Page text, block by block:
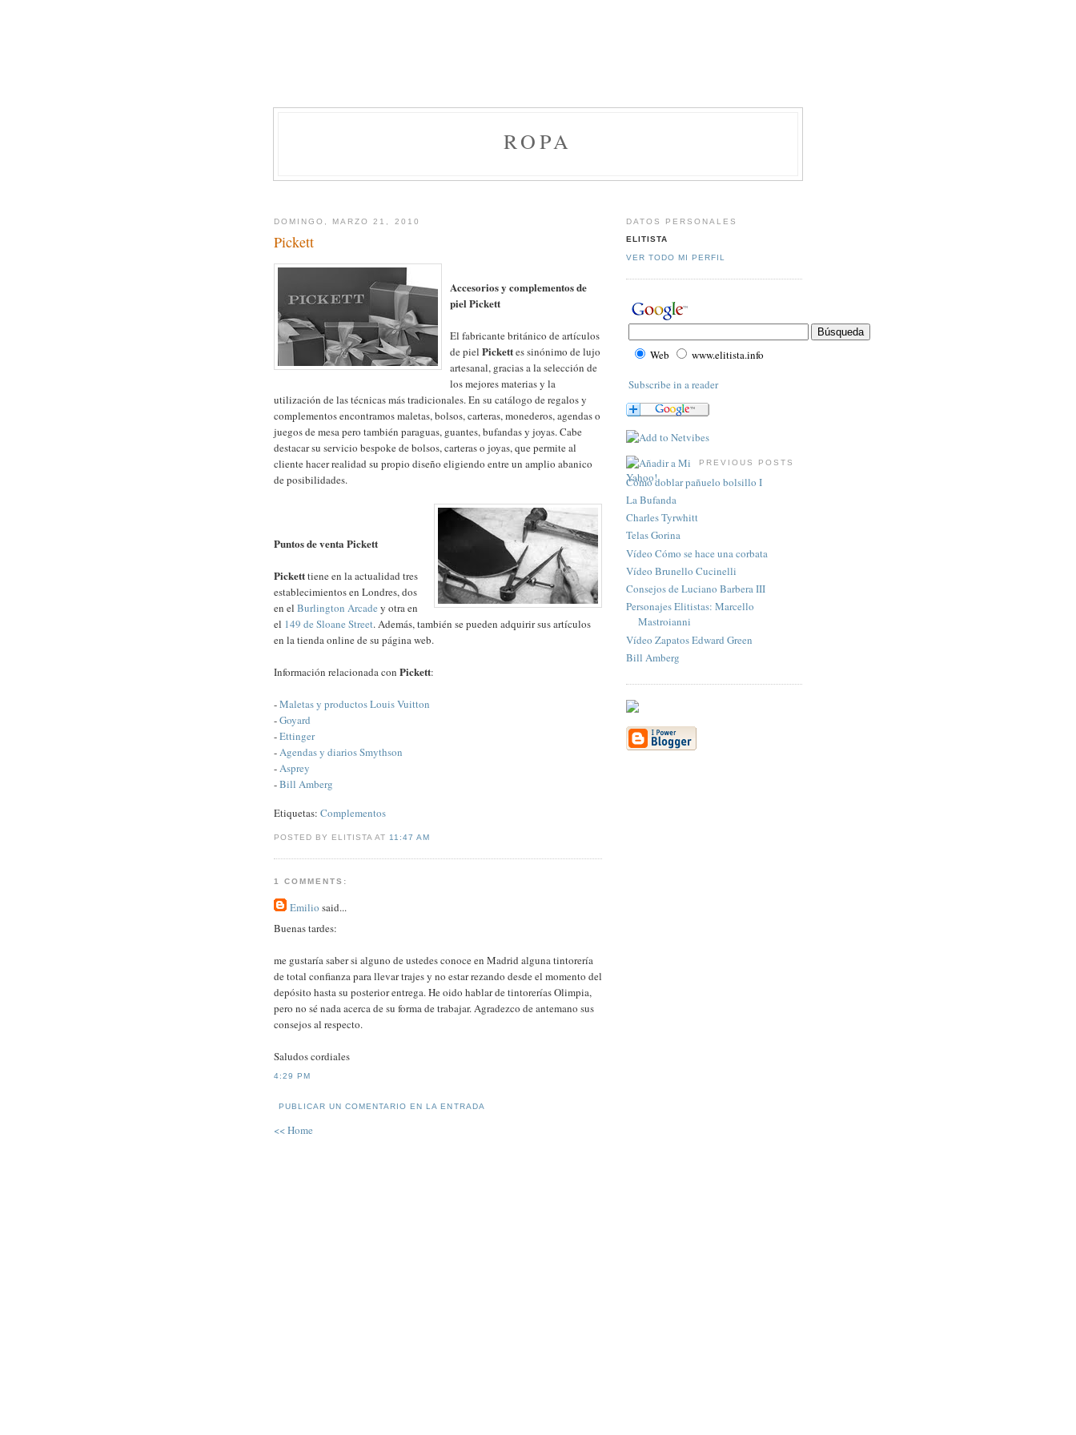
ROPA
DOMINGO, MARZO 21, 2010
Pickett
Accesorios y complementos de
piel Pickett
El fabricante británico de artículos
de piel Pickettes sinónimo de lujo
artesanal, gracias a la selección de
los mejores materias y la
utilización de las técnicas más tradicionales. En su catálogo de regalos y
complementos encontramos maletas, bolsos, carteras, monederos, agendas o
juegos de mesa pero también paraguas, guantes, bufandas y joyas. Cabe
destacar su servicio bespoke de bolsos, carteras o joyas, que permite al
cliente hacer realidad su propio diseño eligiendo entre un amplio abanico
de posibilidades.
Puntos de venta Pickett
Picketttiene en la actualidad tres
establecimientos en Londres, dos
en el Burlington Arcade y otra en
el 149 de Sloane Street. Además, también se pueden adquirir sus artículos
en la tienda online de su página web.
Información relacionada con Pickett:
-Maletas y productos Louis Vuitton
-Goyard
-Ettinger
-Agendas y diarios Smythson
-Asprey
-Bill Amberg
Etiquetas: Complementos
POSTED BY ELITISTA AT 11:47 AM
1 COMMENTS:
Emilio said...
Buenas tardes:
me gustaría saber si alguno de ustedes conoce en Madrid alguna tintorería
de total confianza para llevar trajes y no estar rezando desde el momento del
depósito hasta su posterior entrega. He oido hablar de tintorerías Olimpia,
pero no sé nada acerca de su forma de trabajar. Agradezco de antemano sus
consejos al respecto.
Saludos cordiales
4:29 PM
PUBLICAR UN COMENTARIO EN LA ENTRADA
<< Home
DATOS PERSONALES
ELITISTA
VER TODO MI PERFIL
Web www.elitista.info
Subscribe in a reader
PREVIOUS POSTS
Cómo doblar pañuelo bolsillo I
La Bufanda
Charles Tyrwhitt
Telas Gorina
Vídeo Cómo se hace una corbata
Vídeo Brunello Cucinelli
Consejos de Luciano Barbera III
Personajes Elitistas: Marcello
Mastroianni
Vídeo Zapatos Edward Green
Bill Amberg